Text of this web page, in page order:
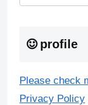
profile
Please check
Privacy Policy